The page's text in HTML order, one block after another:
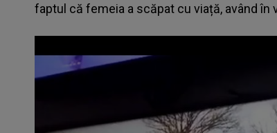
faptul că femeia a scăpat cu viață, având în